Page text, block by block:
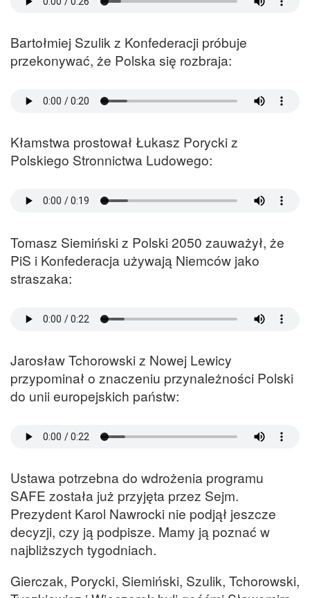
Bartołmiej Szulik z Konfederacji próbuje
przekonywać, że Polska się rozbraja:
Kłamstwa prostował Łukasz Porycki z
Polskiego Stronnictwa Ludowego:
Tomasz Siemiński z Polski 2050 zauważył, że
PiS i Konfederacja używają Niemców jako
straszaka:
Jarosław Tchorowski z Nowej Lewicy
przypominał o znaczeniu przynależności Polski
do unii europejskich państw:
Ustawa potrzebna do wdrożenia programu
SAFE została już przyjęta przez Sejm.
Prezydent Karol Nawrocki nie podjął jeszcze
decyzji, czy ją podpisze. Mamy ją poznać w
najbliższych tygodniach.
Gierczak, Porycki, Siemiński, Szulik, Tchorowski,